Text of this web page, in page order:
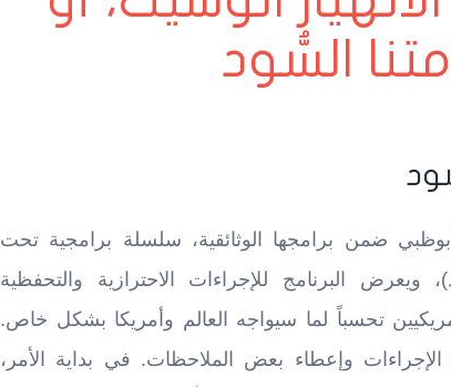
السُّود
ضمن برامجها الوثائقية، سلسلة برامجية تحت
ويعرض البرنامج للإجراءات الاحترازية والتحفظية
تحسباً لما سيواجه العالم وأمريكا بشكل خاص.
وإعطاء بعض الملاحظات. في بداية الأمر،